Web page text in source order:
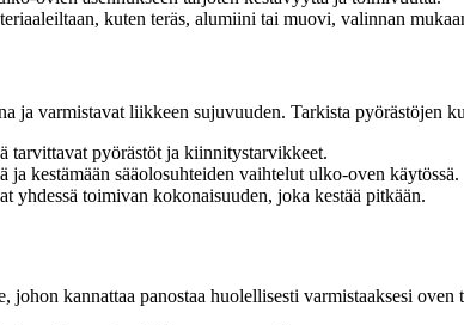
kuten teräs, alumiini tai muovi, valinnan
varmistavat liikkeen sujuvuuden. Tarkista pyörästöjen
tarvittavat pyörästöt ja kiinnitystarvikkeet.
kestämään sääolosuhteiden vaihtelut ulko-oven käytössä.
yhdessä toimivan kokonaisuuden, joka kestää pitkään.
kannattaa panostaa huolellisesti varmistaaksesi